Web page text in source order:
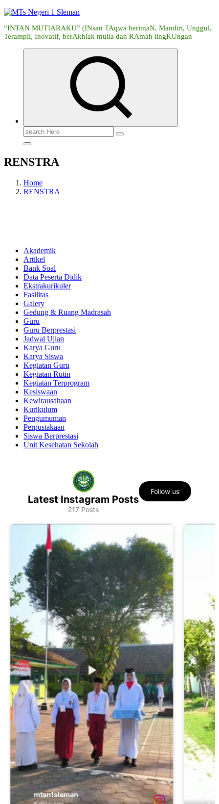
“INTAN MUTIARAKU” (INsan TAqwa berimaN, Mandiri, Unggul,
Terampil, Inovatif, berAkhlak mulia dan RAmah lingKUngan
Search
for:
RENSTRA
Home
RENSTRA
Akademik
Artikel
Bank Soal
Data Peserta Didik
Ekstrakurikuler
Fasilitas
Galery
Gedung & Ruang Madrasah
Guru
Guru Berprestasi
Jadwal Ujian
Karya Guru
Karya Siswa
Kegiatan Guru
Kegiatan Rutin
Kegiatan Terprogram
Kesiswaan
Kewirausahaan
Kurikulum
Pengumuman
Perpustakaan
Siswa Berprestasi
Unit Kesehatan Sekolah